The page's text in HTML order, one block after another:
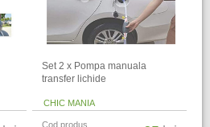
Set 2 x Pompa manuala
transfer lichide
CHIC MANIA
Cod produs